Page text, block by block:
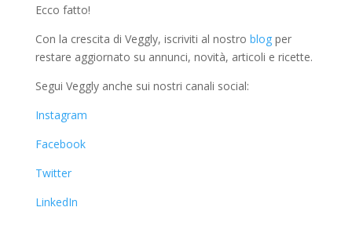
Ecco fatto!
Con la crescita di Veggly, iscriviti al nostro blog per
restare aggiornato su annunci, novità, articoli e ricette.
Segui Veggly anche sui nostri canali social:
Instagram
Facebook
Twitter
LinkedIn